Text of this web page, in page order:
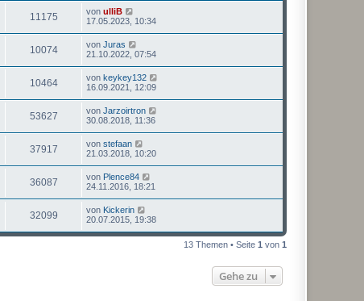
11175 von ulliB
17.05.2023, 10:34
10074 von Juras
21.10.2022, 07:54
10464 von keykey132
16.09.2021, 12:09
53627 von Jarzoirtron
30.08.2018, 11:36
37917 von stefaan
21.03.2018, 10:20
36087 von Plence84
24.11.2016, 18:21
32099 von Kickerin
20.07.2015, 19:38
13 Themen • Seite 1 von 1
Gehe zu